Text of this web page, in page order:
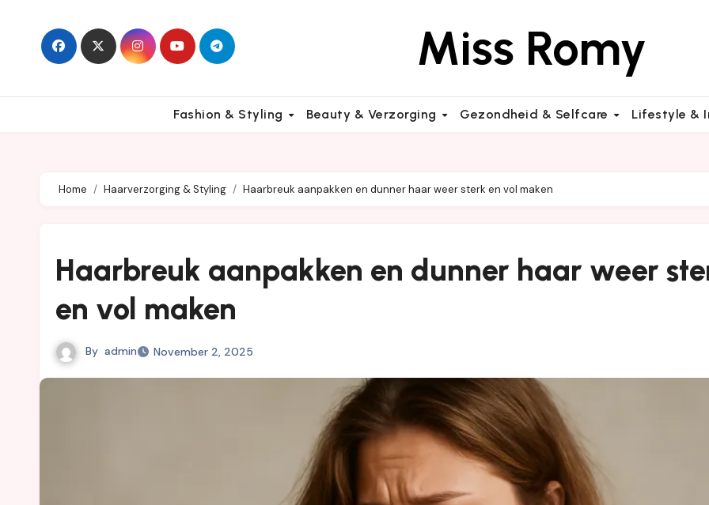
content
Miss Romy
Fashion & Styling Beauty & Verzorging Gezondheid & Selfcare Lifestyle &
Home Haarverzorging & Styling Haarbreuk aanpakken en dunner haar weer sterk en vol maken
Haarbreuk aanpakken en dunner haar weer
en vol maken
By admin November 2, 2025